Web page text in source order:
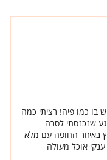
בו כמו פיה! רציתי כמה
שנכנסתי לסרה
באיזור החופה עם מלא
אוכל מעולה